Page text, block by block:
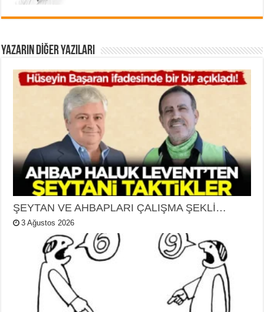
YAZARIN DIĞER YAZILARI
ŞEYTAN VE AHBAPLARI ÇALIŞMA ŞEKLİ…
3 Ağustos 2026